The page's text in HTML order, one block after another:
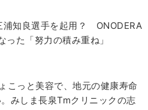
浦知良選手を起用？ ONODERA
った「努力の積み重ね」
こっと美容で、地元の健康寿命
みしま長泉Tmクリニックの志